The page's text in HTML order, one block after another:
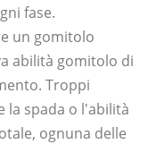
fase.
un gomitolo
abilità gomitolo di
Troppi
la spada o l'abilità
ognuna delle